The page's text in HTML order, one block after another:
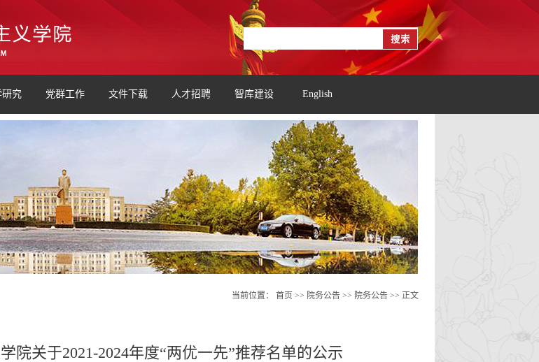
研究 党群工作 文件下载 人才招聘 智库建设 English
当前位置： 首页 >> 院务公告 >> 院务公告 >> 正文
院关于2021-2024年度“两优一先”推荐名单的公示